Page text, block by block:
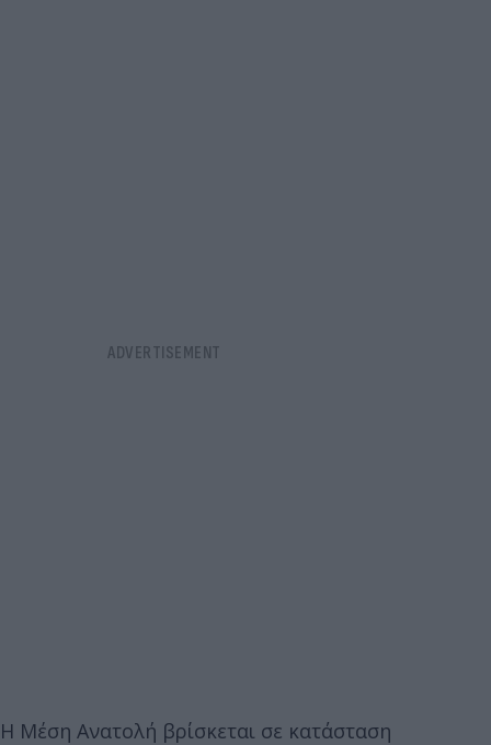
Η Μέση Ανατολή βρίσκεται σε κατάσταση